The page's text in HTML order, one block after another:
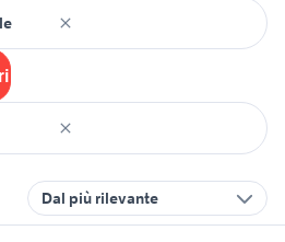
Dal più rilevante